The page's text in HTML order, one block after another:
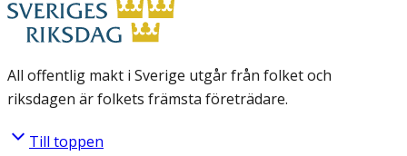
All offentlig makt i Sverige utgår från folket och
riksdagen är folkets främsta företrädare.
Till toppen